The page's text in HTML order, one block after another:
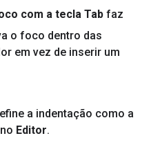
com a tecla Tab faz
o foco dentro das
em vez de inserir um
a indentação como a
Editor.